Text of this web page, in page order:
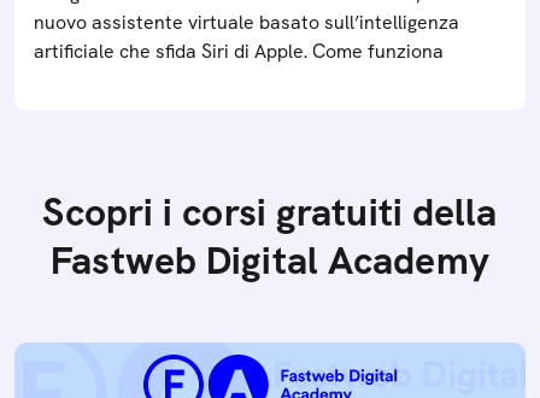
nuovo assistente virtuale basato sull’intelligenza
artificiale che sfida Siri di Apple. Come funziona
Scopri i corsi gratuiti della
Fastweb Digital Academy